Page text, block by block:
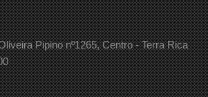
Pipino nº1265, Centro - Terra Rica